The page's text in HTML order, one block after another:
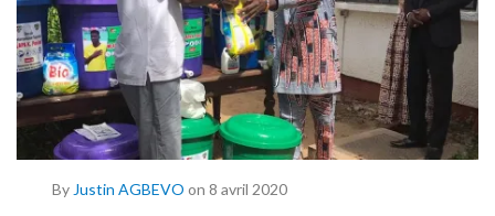
By Justin AGBEVO on 8 avril 2020